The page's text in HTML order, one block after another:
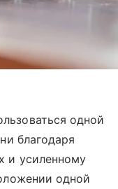
одной
благодаря
и усиленному
одной